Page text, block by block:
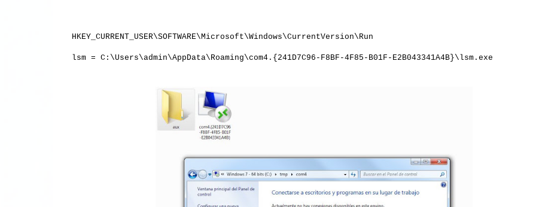
HKEY_CURRENT_USER\SOFTWARE\Microsoft\Windows\CurrentVersion\Run
lsm = C:\Users\admin\AppData\Roaming\com4.{241D7C96-F8BF-4F85-B01F-E2B043341A4B}\lsm.exe